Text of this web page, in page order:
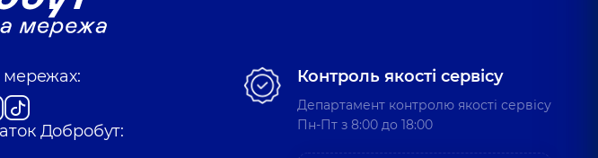
мережах:
Добробут:
Контроль якості сервісу
Департамент контролю якості сервісу
Пн-Пт з 8:00 до 18:00